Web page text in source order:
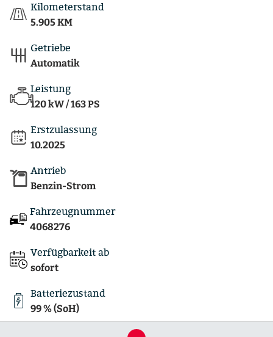
Kilometerstand
5.905 KM
Getriebe
Automatik
Leistung
120 kW / 163 PS
Erstzulassung
10.2025
Antrieb
Benzin-Strom
Fahrzeugnummer
4068276
Verfügbarkeit ab
sofort
Batteriezustand
99 % (SoH)